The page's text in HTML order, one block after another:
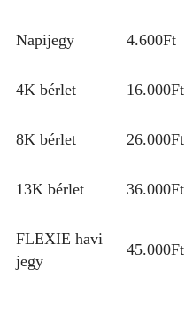
Napijegy 4.600Ft
4K bérlet 16.000Ft
8K bérlet 26.000Ft
13K bérlet 36.000Ft
FLEXIE havi
jegy
45.000Ft